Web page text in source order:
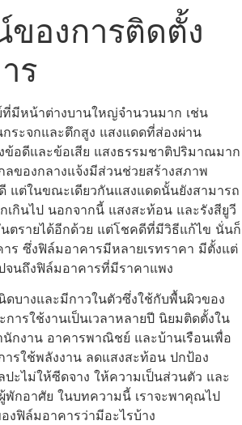
ของการติดตั้ง
ร
มีหน้าต่างบานใหญ่จำนวนมาก เช่น
ระจกและตึกสูง แสงแดดที่ส่องผ่าน
ข้อดีและข้อเสีย แสงธรรมชาติปริมาณมาก
ของกลางแจ้งมีส่วนช่วยสร้างสภาพ
แต่ในขณะเดียวกันแสงแดดนั้นยังสามารถ
กินไป นอกจากนี้ แสงสะท้อน และรังสียูวี
ตรายได้อีกด้วย แต่โชคดีที่มีวิธีแก้ไข นั่นก็
ร ซึ่งฟิล์มอาคารมีหลายเรทราคา มีตั้งแต่
จนถึงฟิล์มอาคารที่มีราคาแพง
ดบางและมีกาวในตัวซึ่งใช้กับพื้นผิวของ
ารใช้งานเป็นเวลาหลายปี นิยมติดตั้งใน
กงาน อาคารพาณิชย์ และบ้านเรือนเพื่อ
รใช้พลังงาน ลดแสงสะท้อน ปกป้อง
ปะไม่ให้ซีดจาง ให้ความเป็นส่วนตัว และ
พักอาศัย ในบทความนี้ เราจะพาคุณไป
งฟิล์มอาคารว่ามีอะไรบ้าง